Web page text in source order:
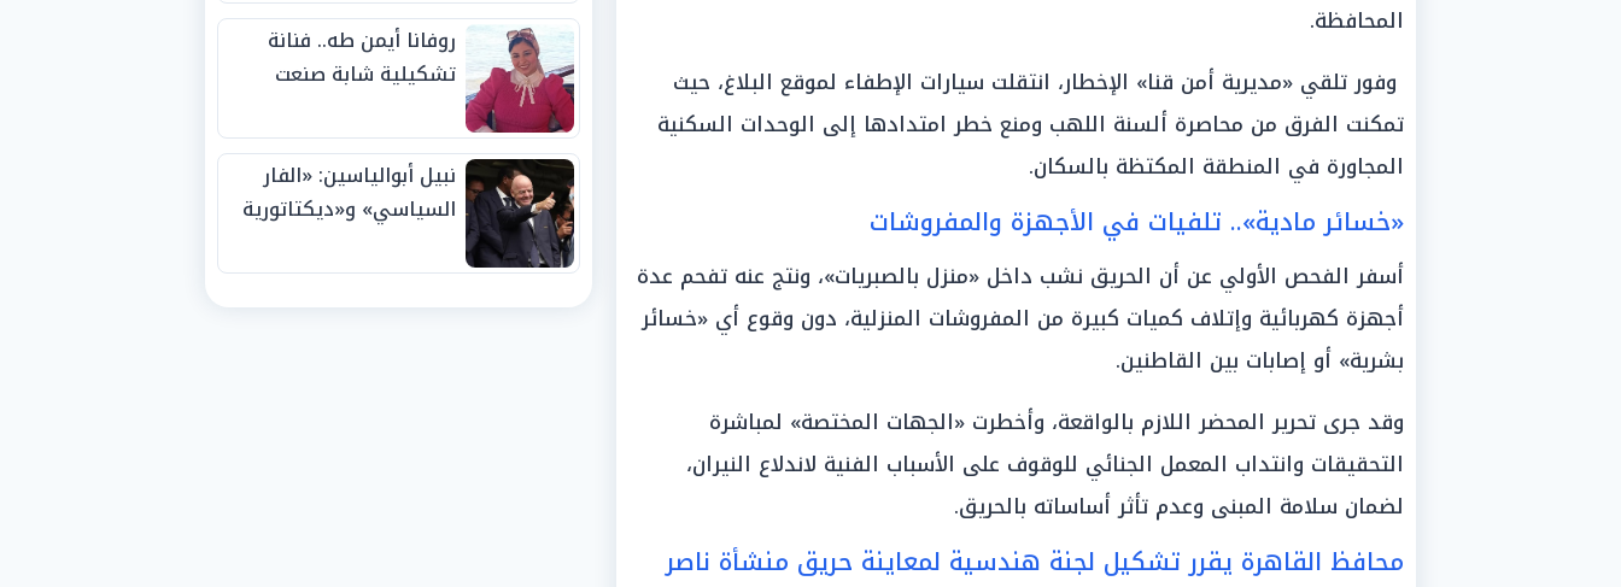
المحافظة.
وفور تلقي «مديرية أمن قنا» الإخطار، انتقلت سيارات الإطفاء لموقع البلاغ، حيث
تمكنت الفرق من محاصرة ألسنة اللهب ومنع خطر امتدادها إلى الوحدات السكنية
المجاورة في المنطقة المكتظة بالسكان.
«خسائر مادية».. تلفيات في الأجهزة والمفروشات
أسفر الفحص الأولي عن أن الحريق نشب داخل «منزل بالصبريات»، ونتج عنه تفحم عدة
أجهزة كهربائية وإتلاف كميات كبيرة من المفروشات المنزلية، دون وقوع أي «خسائر
بشرية» أو إصابات بين القاطنين.
وقد جرى تحرير المحضر اللازم بالواقعة، وأخطرت «الجهات المختصة» لمباشرة
التحقيقات وانتداب المعمل الجنائي للوقوف على الأسباب الفنية لاندلاع النيران،
لضمان سلامة المبنى وعدم تأثر أساساته بالحريق.
محافظ القاهرة يقرر تشكيل لجنة هندسية لمعاينة حريق منشأة ناصر
روفانا أيمن طه.. فنانة
تشكيلية شابة صنعت
الجوائز منذ الصغر
نبيل أبوالياسين: «الفار
السياسي» و«ديكتاتورية
الفيفا».. وإقالة